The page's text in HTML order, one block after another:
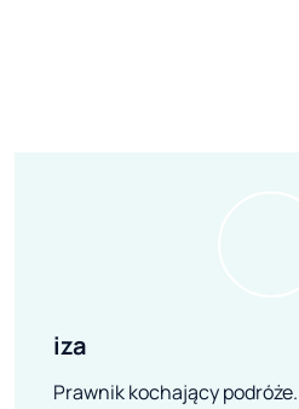
iza
Prawnik kochający